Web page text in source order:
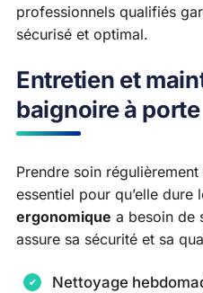
professionnels qualifiés
sécurisé et optimal.
Entretien et
baignoire à porte
Prendre soin
essentiel pour qu’elle dure
ergonomique a besoin de
assure sa sécurité et sa
Nettoyage